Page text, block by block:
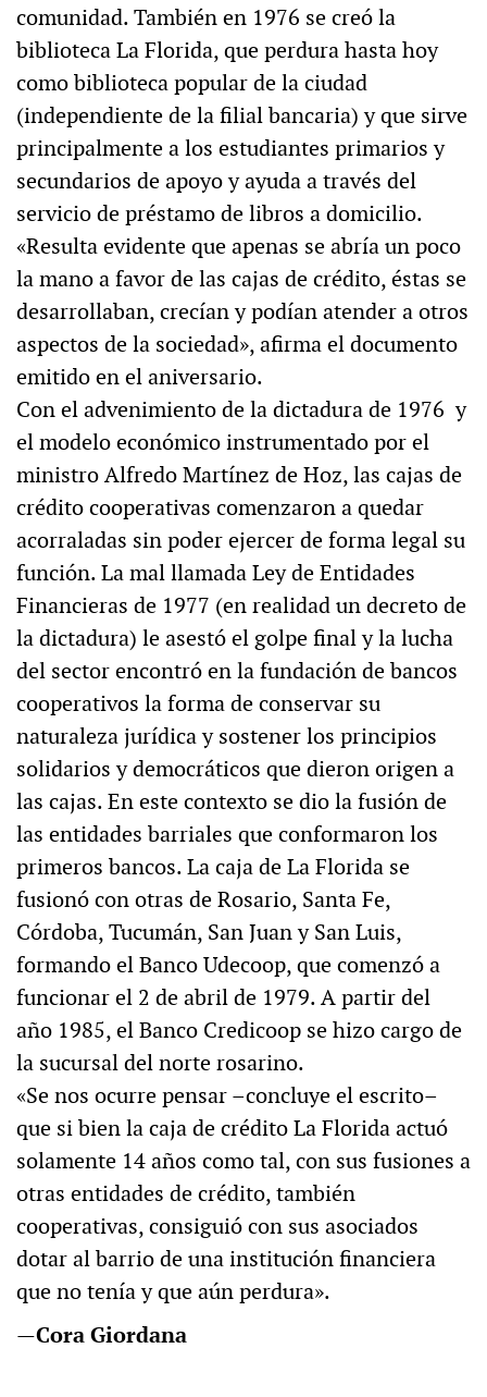
comunidad. También en 1976 se creó la
biblioteca La Florida, que perdura hasta hoy
como biblioteca popular de la ciudad
(independiente de la filial bancaria) y que sirve
principalmente a los estudiantes primarios y
secundarios de apoyo y ayuda a través del
servicio de préstamo de libros a domicilio.
«Resulta evidente que apenas se abría un poco
la mano a favor de las cajas de crédito, éstas se
desarrollaban, crecían y podían atender a otros
aspectos de la sociedad», afirma el documento
emitido en el aniversario.
Con el advenimiento de la dictadura de 1976 y
el modelo económico instrumentado por el
ministro Alfredo Martínez de Hoz, las cajas de
crédito cooperativas comenzaron a quedar
acorraladas sin poder ejercer de forma legal su
función. La mal llamada Ley de Entidades
Financieras de 1977 (en realidad un decreto de
la dictadura) le asestó el golpe final y la lucha
del sector encontró en la fundación de bancos
cooperativos la forma de conservar su
naturaleza jurídica y sostener los principios
solidarios y democráticos que dieron origen a
las cajas. En este contexto se dio la fusión de
las entidades barriales que conformaron los
primeros bancos. La caja de La Florida se
fusionó con otras de Rosario, Santa Fe,
Córdoba, Tucumán, San Juan y San Luis,
formando el Banco Udecoop, que comenzó a
funcionar el 2 de abril de 1979. A partir del
año 1985, el Banco Credicoop se hizo cargo de
la sucursal del norte rosarino.
«Se nos ocurre pensar –concluye el escrito–
que si bien la caja de crédito La Florida actuó
solamente 14 años como tal, con sus fusiones a
otras entidades de crédito, también
cooperativas, consiguió con sus asociados
dotar al barrio de una institución financiera
que no tenía y que aún perdura».
—Cora Giordana